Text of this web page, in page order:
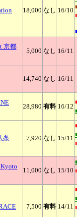
18,000 なし 16/10
京都
5,000 なし 16/11
14,740 なし 16/11
28,980 有料 16/12
条 7,920 なし 15/11
11,000 なし 15/10
7,500 有料 14/11